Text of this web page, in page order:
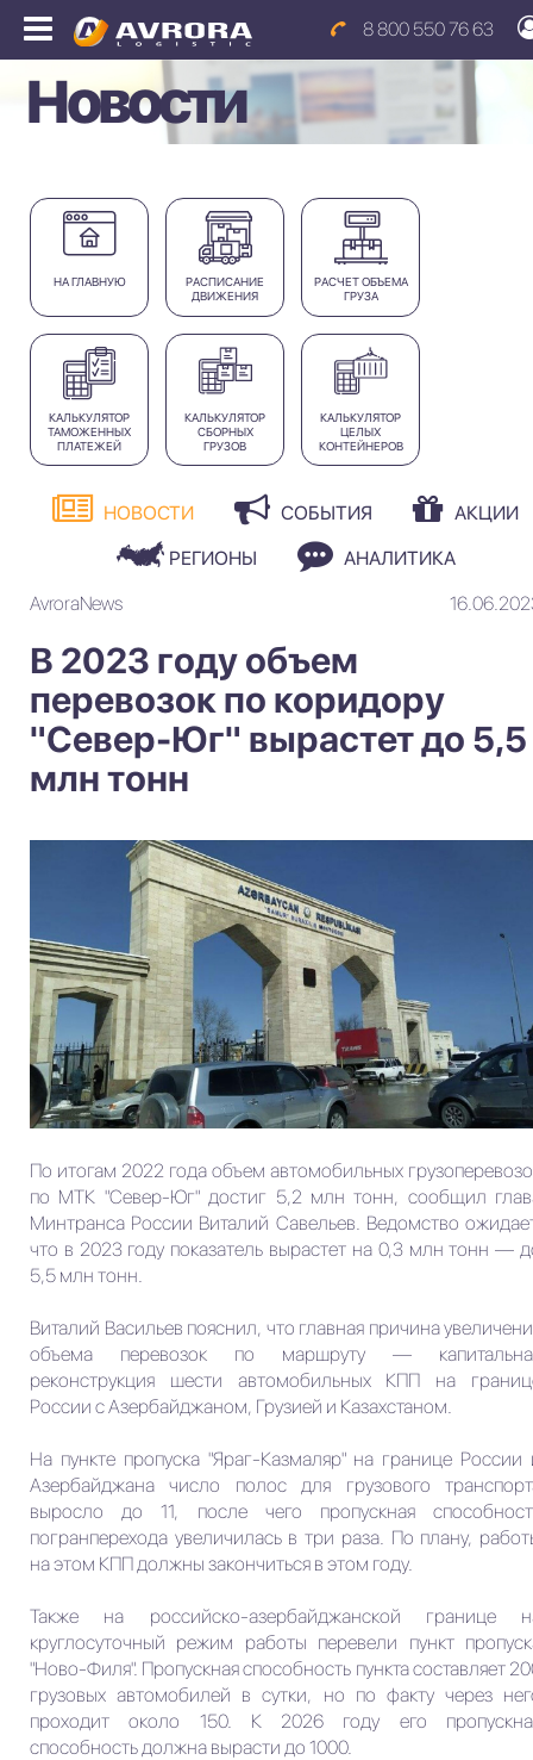
8 800 550 76 63
Новости
НА ГЛАВНУЮ
РАСПИСАНИЕ
ДВИЖЕНИЯ
РАСЧЕТ ОБЪЕМА
ГРУЗА
КАЛЬКУЛЯТОР
ТАМОЖЕННЫХ
ПЛАТЕЖЕЙ
КАЛЬКУЛЯТОР
СБОРНЫХ
ГРУЗОВ
КАЛЬКУЛЯТОР
ЦЕЛЫХ
КОНТЕЙНЕРОВ
НОВОСТИ СОБЫТИЯ
АКЦИИ
РЕГИОНЫ
АНАЛИТИКА
AvroraNews
В 2023 году объем
перевозок по коридору
"Север-Юг" вырастет до 5,5
млн тонн
По итогам 2022 года объем автомобильных
по МТК "Север-Юг" достиг 5,2 млн тонн, сообщил
Минтранса России Виталий Савельев. Ведомство
что в 2023 году показатель вырастет на 0,3 млн тонн —
5,5 млн тонн.
Виталий Васильев пояснил, что главная причина
объема перевозок по маршруту —
реконструкция шести автомобильных КПП на
России с Азербайджаном, Грузией и Казахстаном.
На пункте пропуска "Яраг-Казмаляр" на границе России
Азербайджана число полос для грузового
выросло до 11, после чего пропускная
погранперехода увеличилась в три раза. По плану,
на этом КПП должны закончиться в этом году.
Также на российско-азербайджанской границе
круглосуточный режим работы перевели пункт
"Ново-Филя". Пропускная способность пункта составляет
грузовых автомобилей в сутки, но по факту через
проходит около 150. К 2026 году его
способность должна вырасти до 1000.